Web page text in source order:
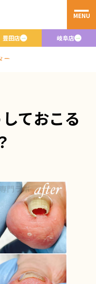
MENU
豊田店 岐阜店
ビフ
ー
ー
ておこる